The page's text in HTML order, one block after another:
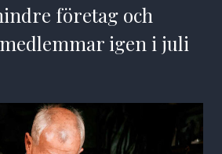
företag och
igen i juli